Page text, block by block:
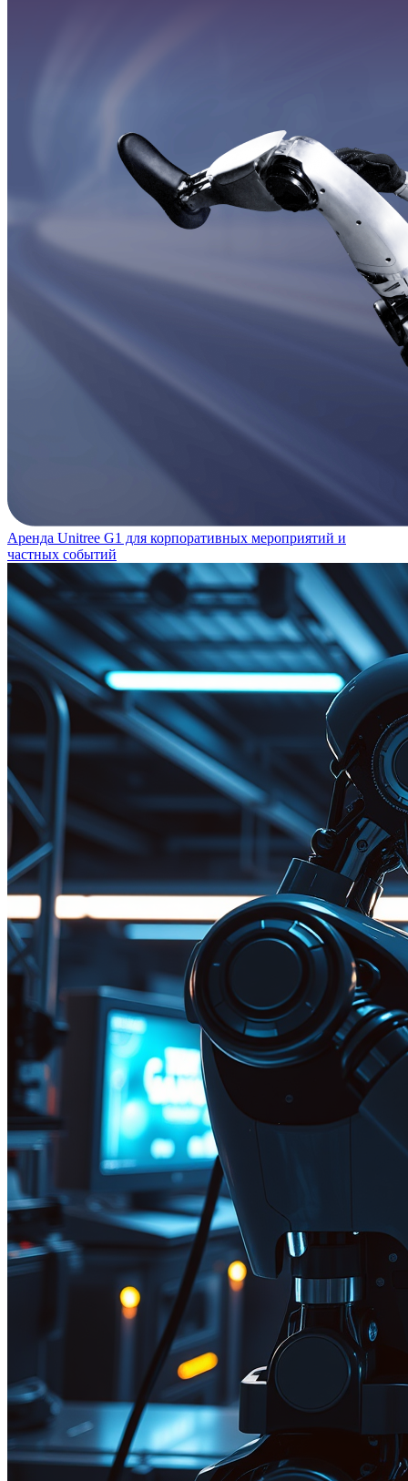
Аренда Unitree G1 для корпоративных мероприятий и
частных событий